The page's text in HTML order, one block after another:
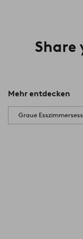
Share
Mehr entdecken
Graue